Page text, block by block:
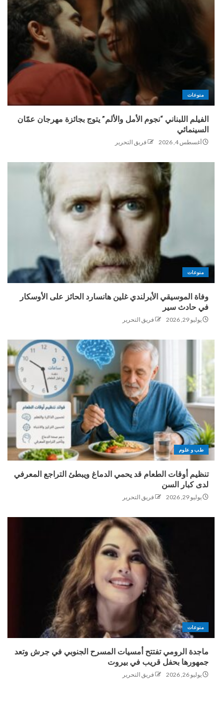
منوعات
الفيلم اللبناني “نجوم الأمل والألم” يتوج بجائزة مهرجان عمّان
السينمائي
أغسطس 4, 2026 فريق التحرير
منوعات
وفاة الموسيقي الأيرلندي غلين هانسارد الحائز على الأوسكار
في حادث سير
يوليو 29, 2026 فريق التحرير
طب و علوم
تنظيم أوقات الطعام قد يحمي الدماغ ويبطئ التراجع المعرفي
لدى كبار السن
يوليو 29, 2026 فريق التحرير
منوعات
ماجدة الرومي تفتتح أمسيات المسرح الجنوبي في جرش وتعد
جمهورها بحفل قريب في بيروت
يوليو 26, 2026 فريق التحرير